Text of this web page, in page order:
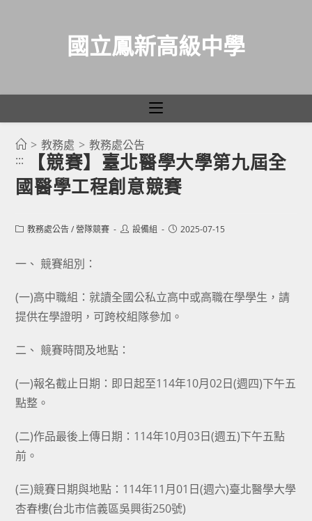
國立鳳新高級中學
> 教務處 > 教務處公告
:::
【競賽】臺北醫學大學第九屆全
國醫學工程創意競賽
Post教務處公告 / 營隊競賽
Post設備組
Post2025-07-15
一、 競賽組別：
(一)高中職組：就讀全國公私立高中或高職在學學生，請
提供在學證明，可跨校組隊參加。
二、 競賽時間及地點：
(一)報名截止日期：即日起至114年10月02日(週四)下午五
點整。
(二)作品最後上傳日期：114年10月03日(週五)下午五點
前。
(三)競賽日期與地點：114年11月01日(週六)臺北醫學大學
杏春樓(台北市信義區吳興街250號)